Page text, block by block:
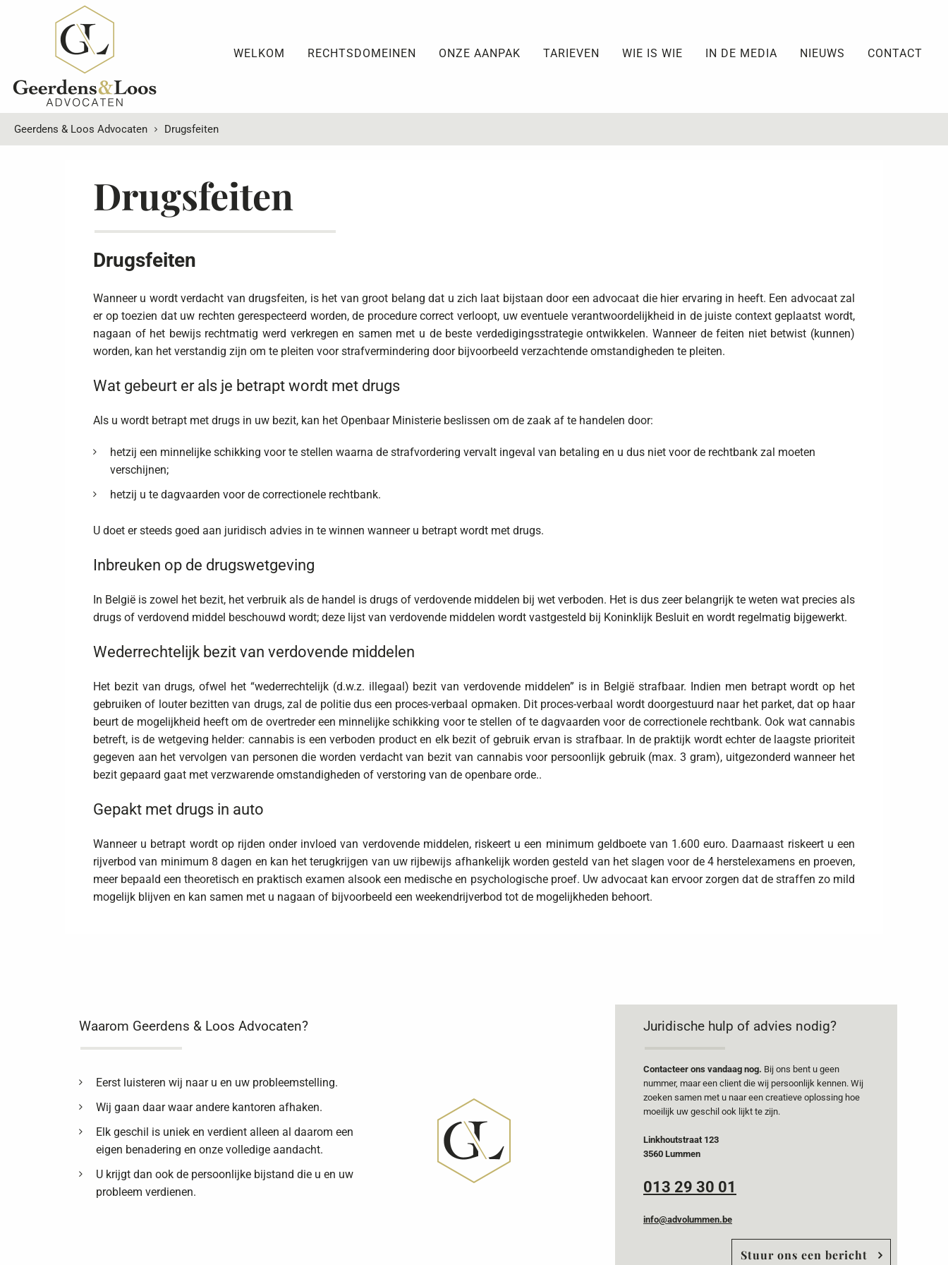
WELKOM RECHTSDOMEINEN ONZE AANPAK TARIEVEN WIE IS WIE IN DE MEDIA NIEUWS CONTACT
Geerdens & Loos Advocaten Drugsfeiten
Drugsfeiten
Drugsfeiten
Wanneer u wordt verdacht van drugsfeiten, is het van groot belang dat u zich laat bijstaan door een advocaat die hier ervaring in heeft. Een advocaat zal
er op toezien dat uw rechten gerespecteerd worden, de procedure correct verloopt, uw eventuele verantwoordelijkheid in de juiste context geplaatst wordt,
nagaan of het bewijs rechtmatig werd verkregen en samen met u de beste verdedigingsstrategie ontwikkelen. Wanneer de feiten niet betwist (kunnen)
worden, kan het verstandig zijn om te pleiten voor strafvermindering door bijvoorbeeld verzachtende omstandigheden te pleiten.
Wat gebeurt er als je betrapt wordt met drugs
Als u wordt betrapt met drugs in uw bezit, kan het Openbaar Ministerie beslissen om de zaak af te handelen door:
hetzij een minnelijke schikking voor te stellen waarna de strafvordering vervalt ingeval van betaling en u dus niet voor de rechtbank zal moeten
verschijnen;
hetzij u te dagvaarden voor de correctionele rechtbank.
U doet er steeds goed aan juridisch advies in te winnen wanneer u betrapt wordt met drugs.
Inbreuken op de drugswetgeving
In België is zowel het bezit, het verbruik als de handel is drugs of verdovende middelen bij wet verboden. Het is dus zeer belangrijk te weten wat precies als
drugs of verdovend middel beschouwd wordt; deze lijst van verdovende middelen wordt vastgesteld bij Koninklijk Besluit en wordt regelmatig bijgewerkt.
Wederrechtelijk bezit van verdovende middelen
Het bezit van drugs, ofwel het “wederrechtelijk (d.w.z. illegaal) bezit van verdovende middelen” is in België strafbaar. Indien men betrapt wordt op het
gebruiken of louter bezitten van drugs, zal de politie dus een proces-verbaal opmaken. Dit proces-verbaal wordt doorgestuurd naar het parket, dat op haar
beurt de mogelijkheid heeft om de overtreder een minnelijke schikking voor te stellen of te dagvaarden voor de correctionele rechtbank. Ook wat cannabis
betreft, is de wetgeving helder: cannabis is een verboden product en elk bezit of gebruik ervan is strafbaar. In de praktijk wordt echter de laagste prioriteit
gegeven aan het vervolgen van personen die worden verdacht van bezit van cannabis voor persoonlijk gebruik (max. 3 gram), uitgezonderd wanneer het
bezit gepaard gaat met verzwarende omstandigheden of verstoring van de openbare orde..
Gepakt met drugs in auto
Wanneer u betrapt wordt op rijden onder invloed van verdovende middelen, riskeert u een minimum geldboete van 1.600 euro. Daarnaast riskeert u een
rijverbod van minimum 8 dagen en kan het terugkrijgen van uw rijbewijs afhankelijk worden gesteld van het slagen voor de 4 herstelexamens en proeven,
meer bepaald een theoretisch en praktisch examen alsook een medische en psychologische proef. Uw advocaat kan ervoor zorgen dat de straffen zo mild
mogelijk blijven en kan samen met u nagaan of bijvoorbeeld een weekendrijverbod tot de mogelijkheden behoort.
Waarom Geerdens & Loos Advocaten?
Eerst luisteren wij naar u en uw probleemstelling.
Wij gaan daar waar andere kantoren afhaken.
Elk geschil is uniek en verdient alleen al daarom een
eigen benadering en onze volledige aandacht.
U krijgt dan ook de persoonlijke bijstand die u en uw
probleem verdienen.
Juridische hulp of advies nodig?
Contacteer ons vandaag nog. Bij ons bent u geen
nummer, maar een client die wij persoonlijk kennen. Wij
zoeken samen met u naar een creatieve oplossing hoe
moeilijk uw geschil ook lijkt te zijn.
Linkhoutstraat 123
3560 Lummen
013 29 30 01
info@advolummen.be
Stuur ons een bericht